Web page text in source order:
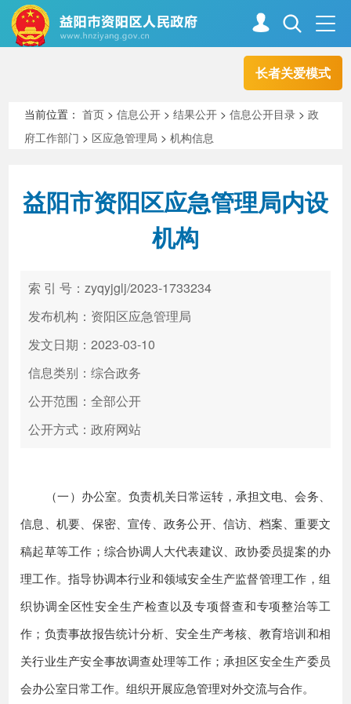
长者关爱模式
走进资阳
新闻中心 解读回应
政务服务
高效办成一件事
当前位置：首页 >信息公开 >结果公开 >信息公开目录 >政
府工作部门 > 区应急管理局 >机构信息
益阳市资阳区应急管理局内设
机构
索 引 号：zyqyjglj/2023-1733234
发布机构：资阳区应急管理局
发文日期：2023-03-10
信息类别：综合政务
公开范围：全部公开
公开方式：政府网站
（一）办公室。负责机关日常运转，承担文电、会务、
信息、机要、保密、宣传、政务公开、信访、档案、重要文
稿起草等工作；综合协调人大代表建议、政协委员提案的办
理工作。指导协调本行业和领域安全生产监督管理工作，组
织协调全区性安全生产检查以及专项督查和专项整治等工
作；负责事故报告统计分析、安全生产考核、教育培训和相
关行业生产安全事故调查处理等工作；承担区安全生产委员
会办公室日常工作。组织开展应急管理对外交流与合作。